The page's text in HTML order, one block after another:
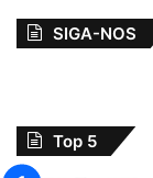
SIGA-NOS
Top 5